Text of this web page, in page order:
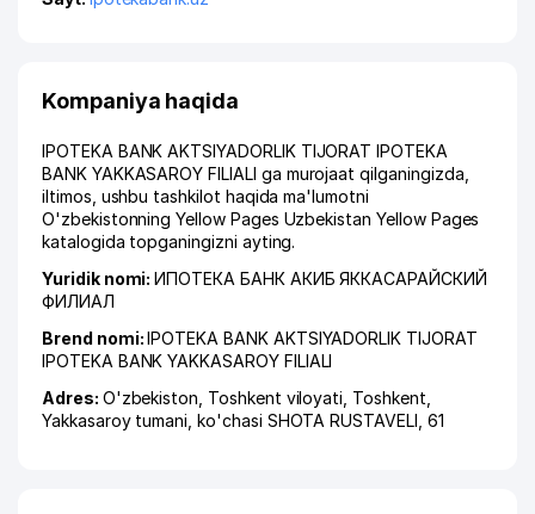
Kompaniya haqida
IPOTEKA BANK AKTSIYADORLIK TIJORAT IPOTEKA
BANK YAKKASAROY FILIALI ga murojaat qilganingizda,
iltimos, ushbu tashkilot haqida ma'lumotni
O'zbekistonning Yellow Pages Uzbekistan Yellow Pages
katalogida topganingizni ayting.
Yuridik nomi:ИПОТЕКА БАНК АКИБ ЯККАСАРАЙСКИЙ
ФИЛИАЛ
Brend nomi:IPOTEKA BANK AKTSIYADORLIK TIJORAT
IPOTEKA BANK YAKKASAROY FILIALI
Adres: O'zbekiston, Toshkent viloyati Toshkent
Yakkasaroy tumani ,ko'chasi SHOTA RUSTAVELI , 61